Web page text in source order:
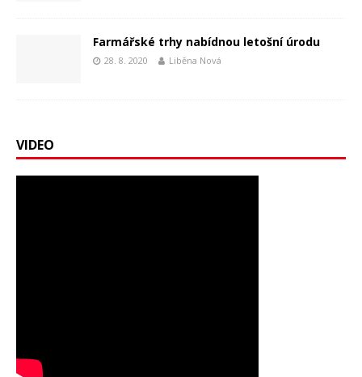
Farmářské trhy nabídnou letošní úrodu
28. 8. 2020 Liběna Nová
VIDEO